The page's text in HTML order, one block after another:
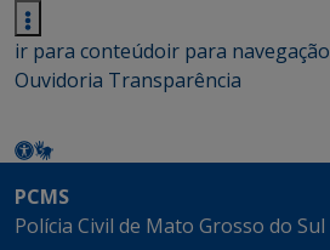
ir para conteúdoir para navegação
Ouvidoria Transparência
PCMS
Polícia Civil de Mato Grosso do Sul